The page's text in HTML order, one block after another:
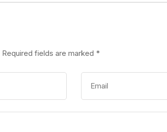
Required fields are marked *